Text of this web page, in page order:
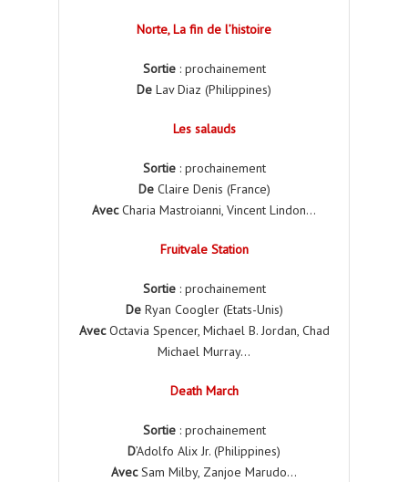
Norte, La fin de l’histoire
Sortie: prochainement
De Lav Diaz (Philippines)
Les salauds
Sortie: prochainement
DeClaire Denis (France)
AvecCharia Mastroianni, Vincent Lindon…
Fruitvale Station
Sortie: prochainement
DeRyan Coogler (Etats-Unis)
AvecOctavia Spencer, Michael B. Jordan, Chad
Michael Murray…
Death March
Sortie: prochainement
D’Adolfo Alix Jr. (Philippines)
AvecSam Milby, Zanjoe Marudo…